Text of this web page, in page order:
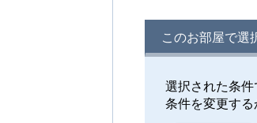
このお部屋で選
選択された条件
条件を変更する